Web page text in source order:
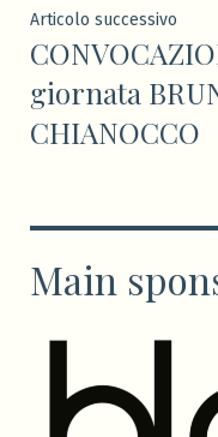
Articolo successivo
giornata
CHIANOCCO
Main